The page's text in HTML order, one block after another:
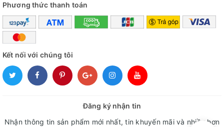
Phương thức thanh toán
Kết nối với chúng tôi
Đăng ký nhận tin
Nhận thông tin sản phẩm mới nhất, tin khuyến mãi và nhiều hơn